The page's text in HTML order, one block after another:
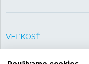
VEĽKOSŤ